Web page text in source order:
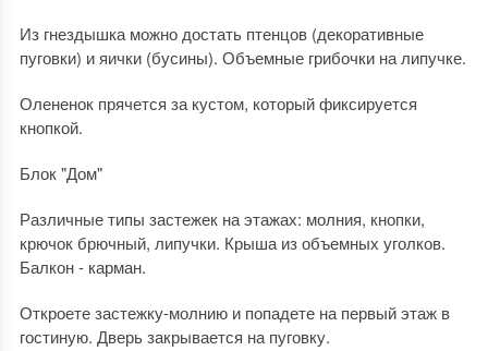
Из гнездышка можно достать птенцов (декоративные
пуговки) и яички (бусины). Объемные грибочки на липучке.
Олененок прячется за кустом, который фиксируется
кнопкой.
Блок "Дом"
Различные типы застежек на этажах: молния, кнопки,
крючок брючный, липучки. Крыша из объемных уголков.
Балкон - карман.
Откроете застежку-молнию и попадете на первый этаж в
гостиную. Дверь закрывается на пуговку.